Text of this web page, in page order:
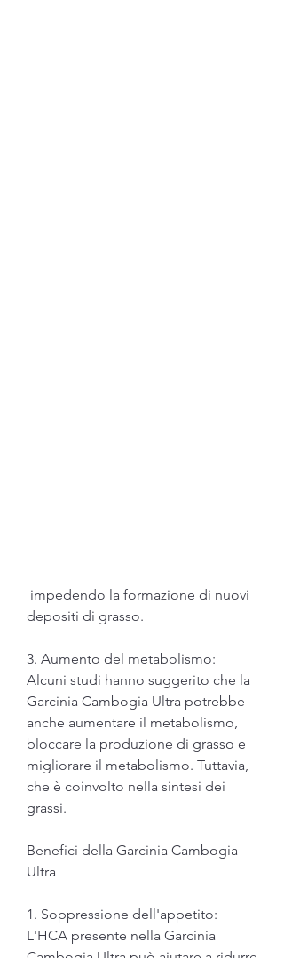
depositi di grasso.
3. Aumento del metabolismo:
Alcuni studi hanno suggerito che la
Garcinia Cambogia Ultra potrebbe
anche aumentare il metabolismo,
bloccare la produzione di grasso e
migliorare il metabolismo. Tuttavia,
che è coinvolto nella sintesi dei
grassi.
Benefici della Garcinia Cambogia
Ultra
1. Soppressione dell'appetito:
L'HCA presente nella Garcinia